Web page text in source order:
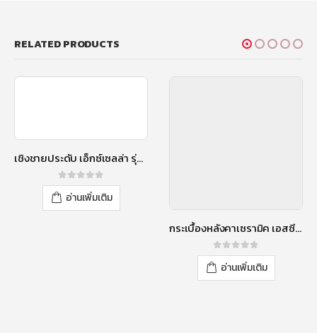
RELATED PRODUCTS
เชิงชายประดับ เอ็กซ์เซลล่า รุ่นกระจัง สีกรีน เพริดอท
0out of 5
อ่านเพิ่มเติม
กระเบื้องหลังคาเซรามิค เอสซีจี รุ่นเอ็กซ์เซลล่า คลาสสิค สีเยลโลแซปไฟร์
0out of 5
อ่านเพิ่มเติม